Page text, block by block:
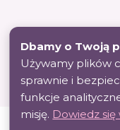
Dbamy o Twoją
Używamy plików
sprawnie i
funkcje
misję. Dowiedz się